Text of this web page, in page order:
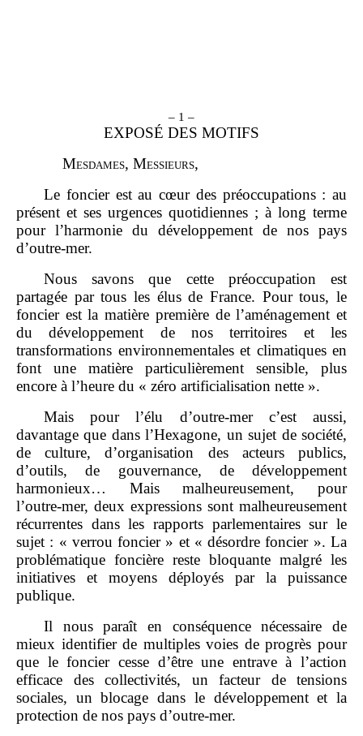
– 1 –
EXPOSÉ DES MOTIFS
Mesdames, Messieurs,
Le foncier est au cœur des préoccupations : au
présent et ses urgences quotidiennes ; à long terme
pour l’harmonie du développement de nos pays
d’outre‑mer.
Nous savons que cette préoccupation est
partagée par tous les élus de France. Pour tous, le
foncier est la matière première de l’aménagement et
du développement de nos territoires et les
transformations environnementales et climatiques en
font une matière particulièrement sensible, plus
encore à l’heure du « zéro artificialisation nette ».
Mais pour l’élu d’outre‑mer c’est aussi,
davantage que dans l’Hexagone, un sujet de société,
de culture, d’organisation des acteurs publics,
d’outils, de gouvernance, de développement
harmonieux… Mais malheureusement, pour
l’outre‑mer, deux expressions sont malheureusement
récurrentes dans les rapports parlementaires sur le
sujet : « verrou foncier » et « désordre foncier ». La
problématique foncière reste bloquante malgré les
initiatives et moyens déployés par la puissance
publique.
Il nous paraît en conséquence nécessaire de
mieux identifier de multiples voies de progrès pour
que le foncier cesse d’être une entrave à l’action
efficace des collectivités, un facteur de tensions
sociales, un blocage dans le développement et la
protection de nos pays d’outre‑mer.